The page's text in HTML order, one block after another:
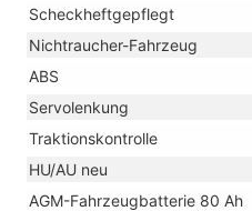
Scheckheftgepflegt
Nichtraucher-Fahrzeug
ABS
Servolenkung
Traktionskontrolle
HU/AU neu
AGM-Fahrzeugbatterie 80 Ah